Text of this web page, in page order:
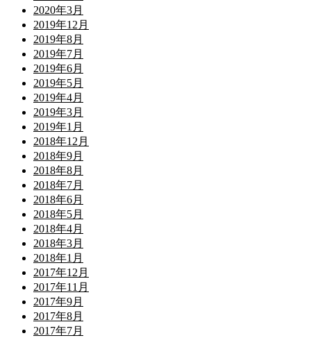
2020年3月
2019年12月
2019年8月
2019年7月
2019年6月
2019年5月
2019年4月
2019年3月
2019年1月
2018年12月
2018年9月
2018年8月
2018年7月
2018年6月
2018年5月
2018年4月
2018年3月
2018年1月
2017年12月
2017年11月
2017年9月
2017年8月
2017年7月